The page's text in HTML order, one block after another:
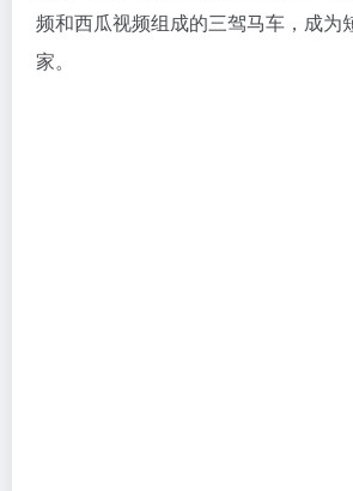
频和西瓜视频组成的三驾马车，成为
家。